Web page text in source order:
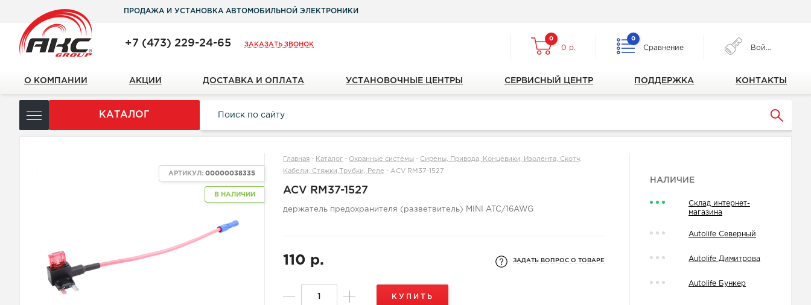
ПРОДАЖА И УСТАНОВКА АВТОМОБИЛЬНОЙ ЭЛЕКТРОНИКИ
+7 (473) 229-24-65 ЗАКАЗАТЬ ЗВОНОК
0
0 р.
0
Сравнение Войти
О КОМПАНИИ АКЦИИ ДОСТАВКА И ОПЛАТА УСТАНОВОЧНЫЕ ЦЕНТРЫ СЕРВИСНЫЙ ЦЕНТР ПОДДЕРЖКА КОНТАКТЫ
КАТАЛОГ
В НАЛИЧИИ
АРТИКУЛ:00000038335
Главная - Каталог - Охранные системы - Сирены, Привода, Концевики, Изолента, Скотч,
Кабели, Стяжки,Трубки, Реле -ACV RM37-1527
ACV RM37-1527
держатель предохранителя (разветвитель) MINI ATC/16AWG
110 р. ЗАДАТЬ ВОПРОС О ТОВАРЕ
КУПИТЬ
НАЛИЧИЕ
Склад интернет-
магазина
Autolife Северный
Autolife Димитрова
Autolife Бункер